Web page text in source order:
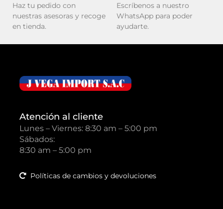
Haz tu pedido con
nuestras asesoras y recoge
en tienda.
Escríbenos a nuestro
WhatsApp para poder
ayudarte.
Atención al cliente
Lunes – Viernes: 8:30 am – 5:00 pm
Sábados:
8:30 am – 5:00 pm
Políticas de cambios y devoluciones